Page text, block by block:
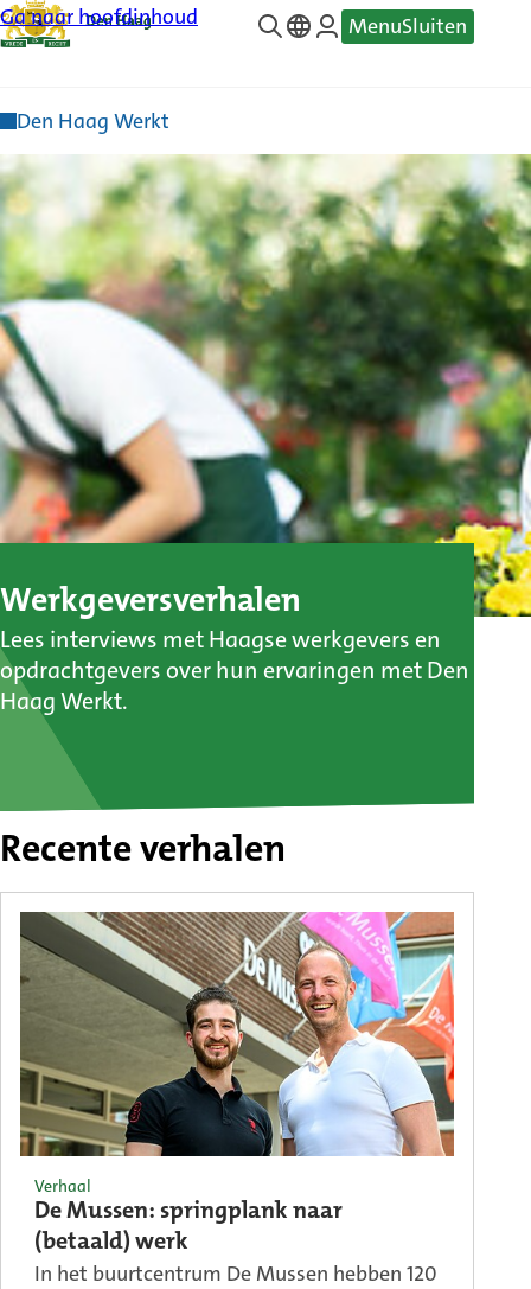
Ga naar hoofdinhoud
—
MenuSluiten
Den Haag Werkt
Werkgeversverhalen
Lees interviews met Haagse werkgevers en
opdrachtgevers over hun ervaringen met Den
Haag Werkt.
Recente verhalen
De Mussen: springplank naar
(betaald) werk
Verhaal
In het buurtcentrum De Mussen hebben 120